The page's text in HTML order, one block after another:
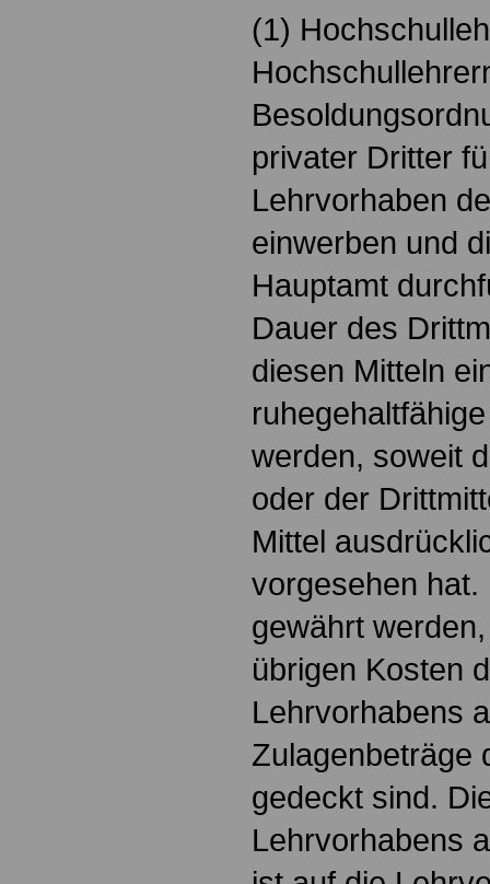
(1)
privater Dritter
Lehrvorhaben
einwerben und
Hauptamt
Dauer des
diesen Mitteln
werden, soweit
oder der
Mittel
vorgesehen hat.
gewährt
übrigen Kosten
Lehrvorhabens
Zulagenbeträge
gedeckt sind.
Lehrvorhabens